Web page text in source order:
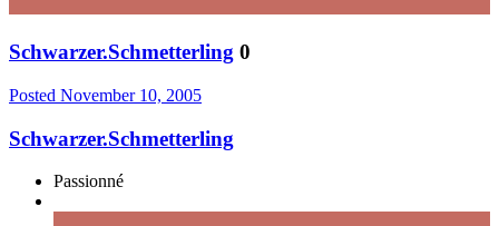
Schwarzer.Schmetterling 0
Posted November 10, 2005
Schwarzer.Schmetterling
Passionné